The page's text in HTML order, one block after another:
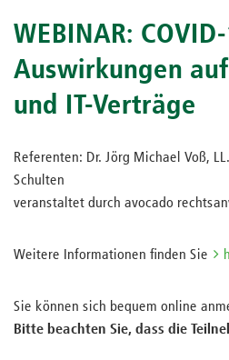
WEBINAR:
Auswirkungen
und IT-Verträge
Referenten: Dr. Jörg Michael Voß,
Schulten
veranstaltet durch avocado
Weitere Informationen finden Sie
Sie können sich bequem online
Bitte beachten Sie, dass die